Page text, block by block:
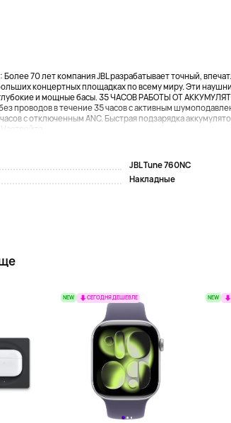
Более 70 лет компания JBL разрабатывает точный,
концертных площадках по всему миру. Эти
глубокие и мощные басы. 35 ЧАСОВ РАБОТЫ ОТ
проводов в течение 35 часов с активным
с отключенным ANC. Быстрая подзарядка
JBL Tune 760NC
Накладные
NEW СЕГОДНЯ ДЕШЕВЛЕ NEW